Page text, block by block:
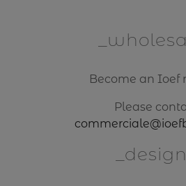
Become an Ioef
Please
design